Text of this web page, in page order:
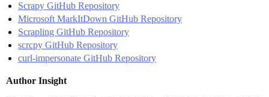
Scrapy GitHub Repository
Microsoft MarkItDown GitHub Repository
Scrapling GitHub Repository
scrcpy GitHub Repository
curl-impersonate GitHub Repository
Author Insight